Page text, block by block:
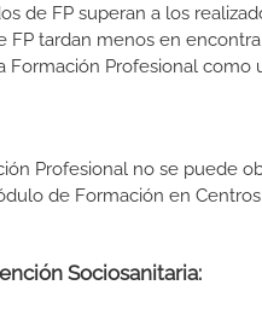
de FP superan a los
FP tardan menos en
Profesional como
Profesional no se puede
de Formación en Centros
Sociosanitaria: